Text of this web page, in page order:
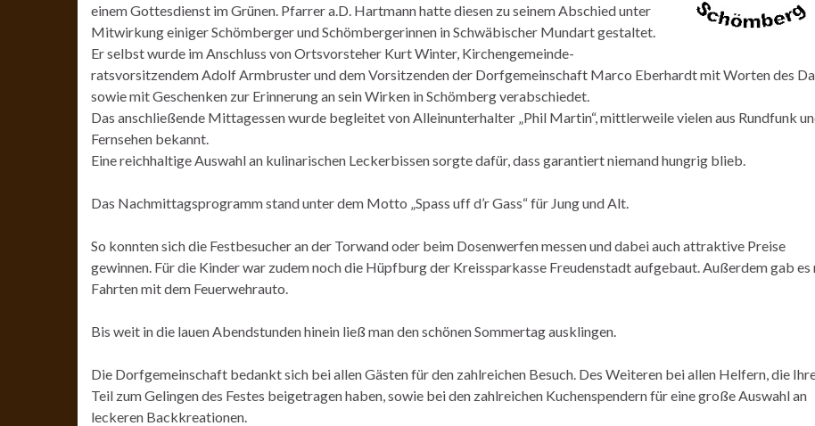
einem Gottesdienst im Grünen. Pfarrer a.D. Hartmann hatte diesen zu seinem Abschied unter
Mitwirkung einiger Schömberger und Schömbergerinnen in Schwäbischer Mundart gestaltet.
Er selbst wurde im Anschluss von Ortsvorsteher Kurt Winter, Kirchengemeinde-
ratsvorsitzendem Adolf Armbruster und dem Vorsitzenden der Dorfgemeinschaft Marco Eberhardt mit Worten des
sowie mit Geschenken zur Erinnerung an sein Wirken in Schömberg verabschiedet.
Das anschließende Mittagessen wurde begleitet von Alleinunterhalter „Phil Martin“, mittlerweile vielen aus Rundfunk
Fernsehen bekannt.
Eine reichhaltige Auswahl an kulinarischen Leckerbissen sorgte dafür, dass garantiert niemand hungrig blieb.
Das Nachmittagsprogramm stand unter dem Motto „Spass uff d’r Gass“ für Jung und Alt.
So konnten sich die Festbesucher an der Torwand oder beim Dosenwerfen messen und dabei auch attraktive Preise
gewinnen. Für die Kinder war zudem noch die Hüpfburg der Kreissparkasse Freudenstadt aufgebaut. Außerdem gab es
Fahrten mit dem Feuerwehrauto.
Bis weit in die lauen Abendstunden hinein ließ man den schönen Sommertag ausklingen.
Die Dorfgemeinschaft bedankt sich bei allen Gästen für den zahlreichen Besuch. Des Weiteren bei allen Helfern, die
Teil zum Gelingen des Festes beigetragen haben, sowie bei den zahlreichen Kuchenspendern für eine große Auswahl an
leckeren Backkreationen.